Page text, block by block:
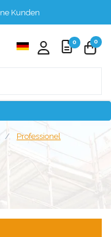
Kunden
0 0
Professionel